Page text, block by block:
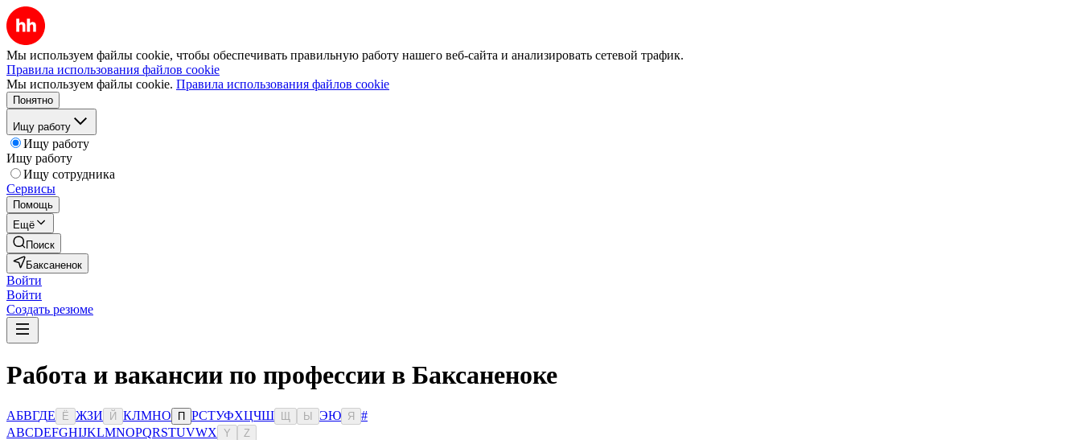
Мы используем файлы cookie, чтобы обеспечивать правильную работу нашего веб-сайта и анализировать сетевой трафик.
Правила использования файлов cookie
Мы используем файлы cookie. Правила использования файлов cookie
Понятно
Ищу работу
Ищу работу
Ищу работу
Ищу сотрудника
Сервисы
Помощь
Ещё
Поиск
Баксаненок
Войти
Войти
Создать резюме
Работа и вакансии по профессии в Баксаненоке
АБВГДЕ Ё ЖЗИ Й КЛМНО П РСТУФХЦЧШ Ы ЭЮ Я
#
ABCDEFGHIJKLMNOPQRSTUVWX Y Z